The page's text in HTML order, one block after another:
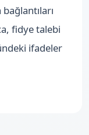
fidye talebi
ifadeler